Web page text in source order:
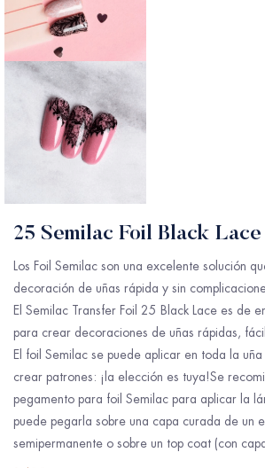
25 Semilac Foil Black Lace
Los Foil Semilac son una excelente solución
decoración de uñas rápida y sin
El Semilac Transfer Foil 25 Black Lace es de
para crear decoraciones de uñas rápidas,
El foil Semilac se puede aplicar en toda la
crear patrones: ¡la elección es tuya!Se
pegamento para foil Semilac para aplicar la
puede pegarla sobre una capa curada de un
semipermanente o sobre un top coat (con